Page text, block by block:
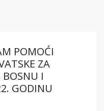
POMOĆI
ZA
BOSNU I
GODINU